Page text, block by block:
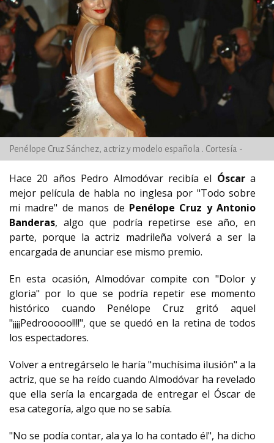
Penélope Cruz Sánchez, actriz y modelo española . Cortesía -
Hace 20 años Pedro Almodóvar recibía el Óscara
mejor película de habla no inglesa por "Todo sobre
mi madre" de manos de Penélope Cruz y Antonio
Banderas, algo que podría repetirse ese año, en
parte, porque la actriz madrileña volverá a ser la
encargada de anunciar ese mismo premio.
En esta ocasión, Almodóvar compite con "Dolor y
gloria" por lo que se podría repetir ese momento
histórico cuando Penélope Cruz gritó aquel
"¡¡¡¡Pedrooooo!!!!", que se quedó en la retina de todos
los espectadores.
Volver a entregárselo le haría "muchísima ilusión" a la
actriz, que se ha reído cuando Almodóvar ha revelado
que ella sería la encargada de entregar el Óscar de
esa categoría, algo que no se sabía.
"No se podía contar, ala ya lo ha contado él", ha dicho